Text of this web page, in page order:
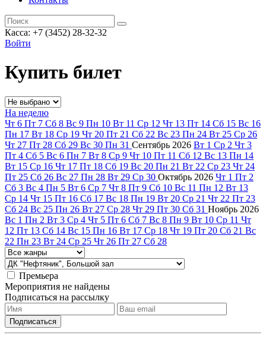
Касса: +7 (3452) 28-32-32
Войти
Купить билет
На неделю
Чт 6 Пт 7 Сб 8 Вс 9 Пн 10 Вт 11 Ср 12 Чт 13 Пт 14 Сб 15 Вс 16
Пн 17 Вт 18 Ср 19 Чт 20 Пт 21 Сб 22 Вс 23 Пн 24 Вт 25 Ср 26
Чт 27 Пт 28 Сб 29 Вс 30 Пн 31 Сентябрь 2026 Вт 1 Ср 2 Чт 3
Пт 4 Сб 5 Вс 6 Пн 7 Вт 8 Ср 9 Чт 10 Пт 11 Сб 12 Вс 13 Пн 14
Вт 15 Ср 16 Чт 17 Пт 18 Сб 19 Вс 20 Пн 21 Вт 22 Ср 23 Чт 24
Пт 25 Сб 26 Вс 27 Пн 28 Вт 29 Ср 30 Октябрь 2026 Чт 1 Пт 2
Сб 3 Вс 4 Пн 5 Вт 6 Ср 7 Чт 8 Пт 9 Сб 10 Вс 11 Пн 12 Вт 13
Ср 14 Чт 15 Пт 16 Сб 17 Вс 18 Пн 19 Вт 20 Ср 21 Чт 22 Пт 23
Сб 24 Вс 25 Пн 26 Вт 27 Ср 28 Чт 29 Пт 30 Сб 31 Ноябрь 2026
Вс 1 Пн 2 Вт 3 Ср 4 Чт 5 Пт 6 Сб 7 Вс 8 Пн 9 Вт 10 Ср 11 Чт
12 Пт 13 Сб 14 Вс 15 Пн 16 Вт 17 Ср 18 Чт 19 Пт 20 Сб 21 Вс
22 Пн 23 Вт 24 Ср 25 Чт 26 Пт 27 Сб 28
Премьера
Мероприятия не найдены
Подписаться на рассылку